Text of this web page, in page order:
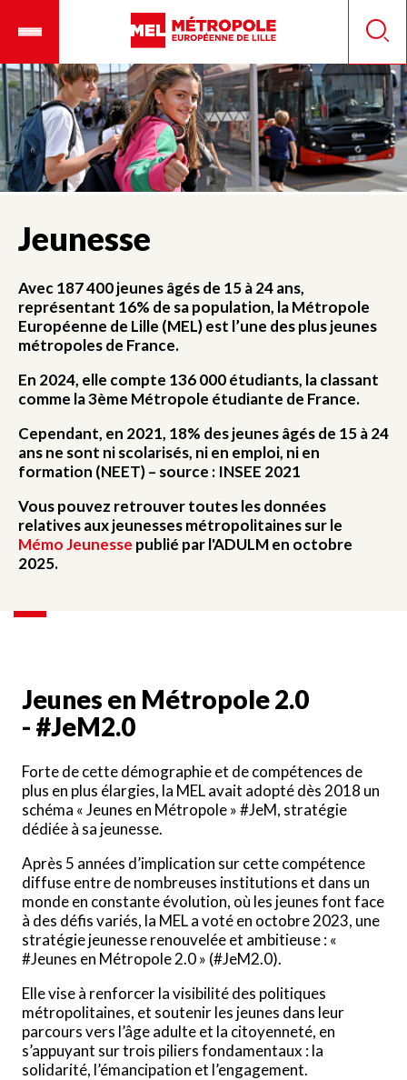
principal
mobile
Jeunesse
Avec 187 400 jeunes âgés de 15 à 24 ans,
représentant 16% de sa population, la Métropole
Européenne de Lille (MEL) est l’une des plus jeunes
métropoles de France.
En 2024, elle compte 136 000 étudiants, la classant
comme la 3ème Métropole étudiante de France.
Cependant, en 2021, 18% des jeunes âgés de 15 à 24
ans ne sont ni scolarisés, ni en emploi, ni en
formation (NEET) – source : INSEE 2021
Vous pouvez retrouver toutes les données
relatives aux jeunesses métropolitaines sur le
Mémo Jeunesse publié par l'ADULM en octobre
2025.
Jeunes en Métropole 2.0
- #JeM2.0
Forte de cette démographie et de compétences de
plus en plus élargies, la MEL avait adopté dès 2018 un
schéma « Jeunes en Métropole » #JeM, stratégie
dédiée à sa jeunesse.
Après 5 années d’implication sur cette compétence
diffuse entre de nombreuses institutions et dans un
monde en constante évolution, où les jeunes font face
à des défis variés, la MEL a voté en octobre 2023, une
stratégie jeunesse renouvelée et ambitieuse : «
#Jeunes en Métropole 2.0 » (#JeM2.0).
Elle vise à renforcer la visibilité des politiques
métropolitaines, et soutenir les jeunes dans leur
parcours vers l’âge adulte et la citoyenneté, en
s’appuyant sur trois piliers fondamentaux : la
solidarité, l’émancipation et l’engagement.
Panneau de gestion des cookies